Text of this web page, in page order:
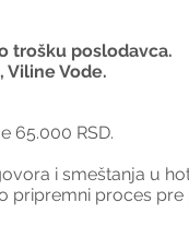
trošku poslodavca.
Viline Vode.
65.000 RSD.
i smeštanja u
pripremni proces pre